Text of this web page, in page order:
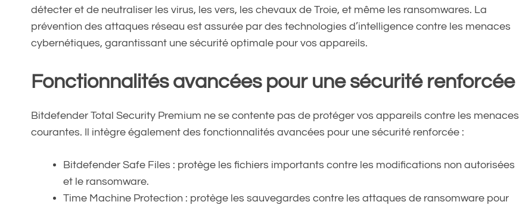
détecter et de neutraliser les virus, les vers, les chevaux de Troie, et même les ransomwares. La
prévention des attaques réseau est assurée par des technologies d’intelligence contre les menaces
cybernétiques, garantissant une sécurité optimale pour vos appareils.
Fonctionnalités avancées pour une sécurité renforcée
Bitdefender Total Security Premium ne se contente pas de protéger vos appareils contre les menaces
courantes. Il intègre également des fonctionnalités avancées pour une sécurité renforcée :
Bitdefender Safe Files : protège les fichiers importants contre les modifications non autorisées
et le ransomware.
Time Machine Protection : protège les sauvegardes contre les attaques de ransomware pour